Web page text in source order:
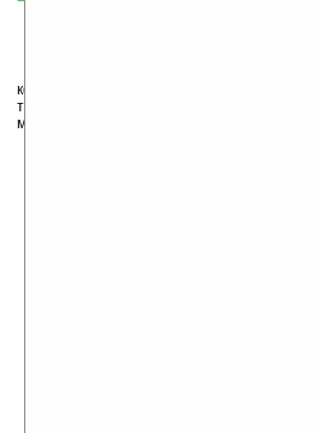
осле многолетней работы
компания Samsung Electronics уже в
телефоны с OLED-экранами. Позже
мобильные устройства.